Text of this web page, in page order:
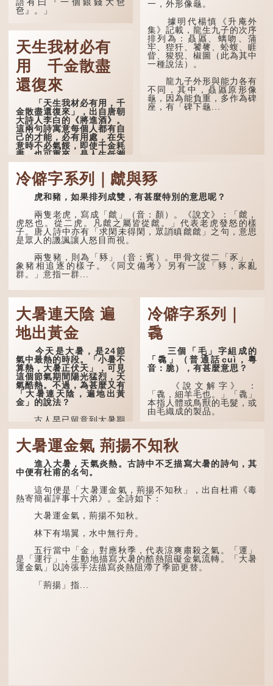
能詳，但它其實還有下半句
——「不到黃河心不死」...
夿』。」
數量之大了。「大夿夿十萬
蚊」，就是說十萬元是一筆
大數目了。
不過，「夿」字本音讀
作「巴（bā）」，因此
「大夿夿」理應讀成「大巴
巴」。問題是，若依足本
音，...
天生我材必有
用 千金散盡
還復來
「天生我材必有用，千
金散盡還復來」，出自唐朝
大詩人李白的《將進酒》。
這兩句詩寓意每個人都有自
己的才能，必有用處，在失
意時不必氣餒，即使千金耗
盡，也可重來，是人生低潮
時激勵向上的名句。
原詩寫道：「人生得意
須盡歡，莫使金樽空對月。
天生我材必有用，千金散盡
會須一飲三百杯。」意思是
說：上天給了我才能，必然
有用到的地方；即使千金散
去，也終會重新得到。
李白作此詩時，大約是
天寶十一年。當時他已被唐
玄宗賜金放還約八年，這期
分詩作顯露出懷才...
一，外形像龜。
據明代楊慎《升庵外
集》記載，龍生九子的次序
排列為：贔屭、螭吻、蒲
牢、狴犴、饕餮、蚣蝮、睚
眥、狻猊、椒圖（此為其中
一種說法）。
龍九子外形與能力各有
不同，其中，贔屭原形像
龜，因為能負重，多作為碑
座，有「碑下龜...
冷僻字系列｜虤與豩
虎和豬，如果排列成雙，有甚麼特別的意思呢？
兩隻老虎，寫成「虤」（音：顏）。《說文》：「虤，
虎怒也。從二虎。凡虤之屬皆從虤。」代表老虎發怒的樣
子。唐人詩中亦有「求閑未得閑，眾誚瞋虤虤」之句，意思
是眾人的譏諷讓人怒目而視。
兩隻豬，則為「豩」（音：賓）。甲骨文從二「豕」，
象豬相追逐的樣子。《同文備考》另有一說「豩，豕亂
群。」意指一群...
大暑連天陰 遍
地出黃金
今天是大暑，是24節
氣中最熱的時段。「小暑不
算熱，大暑正伏天」，可見
這個節氣期間陽光猛烈，天
氣酷熱。不過，為甚麼又有
「大暑連天陰，遍地出黃
金」的說法？
古人早已留意到大暑期
間的氣候規律。《逸周書·
時訓解》記載：「大暑之
日，腐草化為螢。又五日，
土潤溽暑。又五日，大雨時
行。」意思是說，大暑時節
螢火蟲出生，土地濕熱，常
有大雨出現。
冷僻字系列｜
毳
三個「毛」字組成的
「毳」（普通話cuì，粵
音：脆），有甚麼意思？
《說文解字》 ：
「毳，細羊毛也。」「毳」
本指人體或鳥獸的毛髮，或
由毛織成的製品。
人體表面，例如手臂等
部位生長的細毛，也叫
「毳」，又叫「寒毛」、
「汗毛」。
醫學上，「毳毛」是一
童時期長出的一種細小、不
易注意到卻又幾乎遍布全身
的毛髮。毳毛的密度因人而
大暑運金氣 荊揚不知秋
進入大暑，天氣炎熱。古詩中不乏描寫大暑的詩句，其
中便有杜甫的名句。
這句便是「大暑運金氣，荊揚不知秋」，出自杜甫《毒
熱寄簡崔評事十六弟》。全詩如下：
大暑運金氣，荊揚不知秋。
林下有塌翼，水中無行舟。
五行當中「金」對應秋季，代表涼爽肅殺之氣。「運」
是「運行」，生動地描寫大暑的酷熱阻礙金氣流轉。「大暑
運金氣」以誇張手法描寫炎熱阻滯了季節更替。
「荊揚」指...